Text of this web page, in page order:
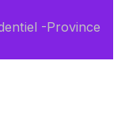
-Province